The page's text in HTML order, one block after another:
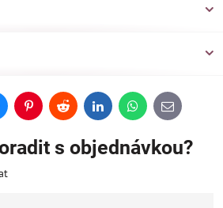
PinterestReddit LinkedInWhatsApp
E-
mail
s objednávkou?